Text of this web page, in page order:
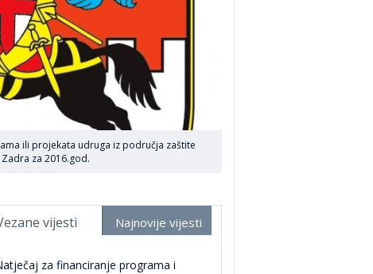
ili projekata udruga iz područja zaštite
za 2016.god.
vijesti Najnovije vijesti
za financiranje programa i